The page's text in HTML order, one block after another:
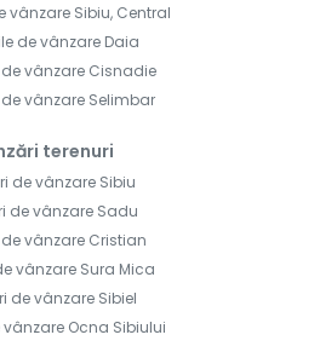
vânzare Sibiu, Central
de vânzare Daia
vânzare Cisnadie
vânzare Selimbar
terenuri
de vânzare Sibiu
de vânzare Sadu
de vânzare Cristian
vânzare Sura Mica
de vânzare Sibiel
vânzare Ocna Sibiului